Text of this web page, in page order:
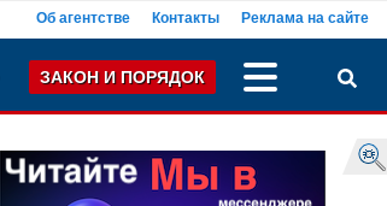
Об агентстве Контакты Реклама на сайте
ЗАКОН И ПОРЯДОК